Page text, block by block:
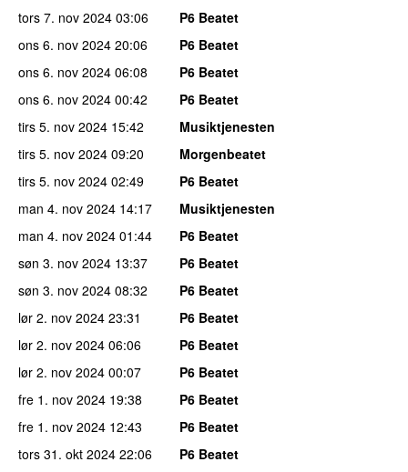
tors 7. nov 2024 03:06
P6 Beatet
ons 6. nov 2024 20:06
P6 Beatet
ons 6. nov 2024 06:08
P6 Beatet
ons 6. nov 2024 00:42
P6 Beatet
tirs 5. nov 2024 15:42
Musiktjenesten
tirs 5. nov 2024 09:20
Morgenbeatet
tirs 5. nov 2024 02:49
P6 Beatet
man 4. nov 2024 14:17
Musiktjenesten
man 4. nov 2024 01:44
P6 Beatet
søn 3. nov 2024 13:37
P6 Beatet
søn 3. nov 2024 08:32
P6 Beatet
lør 2. nov 2024 23:31
P6 Beatet
lør 2. nov 2024 06:06
P6 Beatet
lør 2. nov 2024 00:07
P6 Beatet
fre 1. nov 2024 19:38
P6 Beatet
fre 1. nov 2024 12:43
P6 Beatet
tors 31. okt 2024 22:06
P6 Beatet